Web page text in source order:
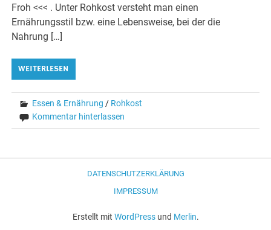
Froh <<< . Unter Rohkost versteht man einen
Ernährungsstil bzw. eine Lebensweise, bei der die
Nahrung […]
WEITERLESEN
Essen & Ernährung / Rohkost
Kommentar hinterlassen
DATENSCHUTZERKLÄRUNG
IMPRESSUM
Erstellt mit WordPressund Merlin.